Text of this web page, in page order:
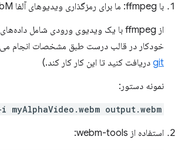
با ffmpeg: ما برای رمزگذاری ویدیوهای آلفا WebM به ffmpeg پشتیبانی اضافه کردیم.
خودکار در قالب درست طبق مشخصات انجام
git دریافت کنید تا این کار کار کند.)
نمونه دستور:
myAlphaVideo.webm output.webm
استفاده از webm-tools: